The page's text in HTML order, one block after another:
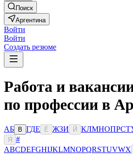
Поиск
Аргентина
Войти
Войти
Создать резюме
Работа и
по профессии в
АБ В ГДЕ Ё ЖЗИ Й КЛМНОПРСТ
Я
#
ABCDEFGHIJKLMNOPQRSTUVWX